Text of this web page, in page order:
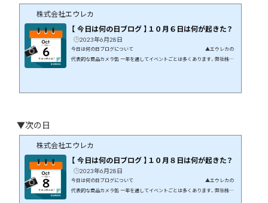
株式会社エウレカ
【 今日は何の日ブログ 】１０月６日は何が起きた？
2023年6月28日
今日は何の日ブログについて ▲エウレカの
代表的な商品カメラ缶 一年を通してイベントごとは多くあります。弊社株式
▼次の日
株式会社エウレカ
【 今日は何の日ブログ 】１０月８日は何が起きた？
2023年6月28日
今日は何の日ブログについて ▲エウレカの
代表的な商品カメラ缶 一年を通してイベントごとは多くあります。弊社株式